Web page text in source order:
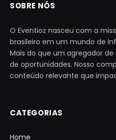
SOBRE NÓS
O Eventioz nasceu com a
brasileiro em um mundo de
Mais do que um agregador
de oportunidades. Nosso
conteúdo relevante que
CATEGORIAS
Home